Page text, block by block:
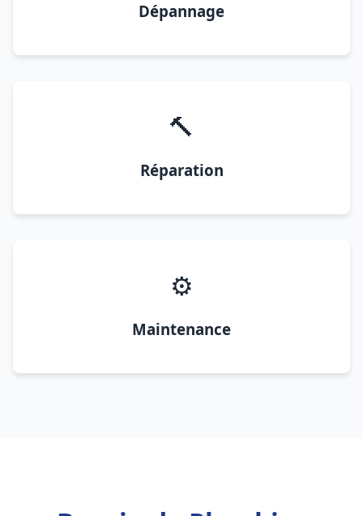
Dépannage
🔨
Réparation
⚙️
Maintenance